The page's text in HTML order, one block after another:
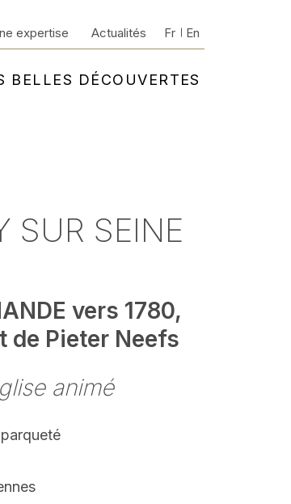
BELLES DÉCOUVERTES
expertise Actualités Fr En
SEINE
vers 1780,
de Pieter Neefs
animé